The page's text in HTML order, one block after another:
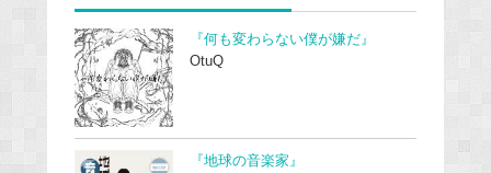
『何も変わらない僕が嫌だ』
OtuQ
『地球の音楽家』